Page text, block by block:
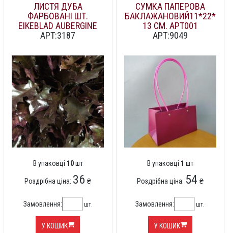
ЛИСТЯ ДУБА
ФАРБОВАНІ ШТ.
EIKEBLAD AUBERGINE
АРТ:3187
В упаковці 10шт
Роздрібна ціна: 36 ₴
Замовлення: шт.
У КОШИК
СУМКА ПАПЕРОВА
БАКЛАЖАНОВИЙ11*22*
13 СМ. АРТ001
АРТ:9049
В упаковці 1 шт
Роздрібна ціна: 54 ₴
Замовлення: шт.
У КОШИК